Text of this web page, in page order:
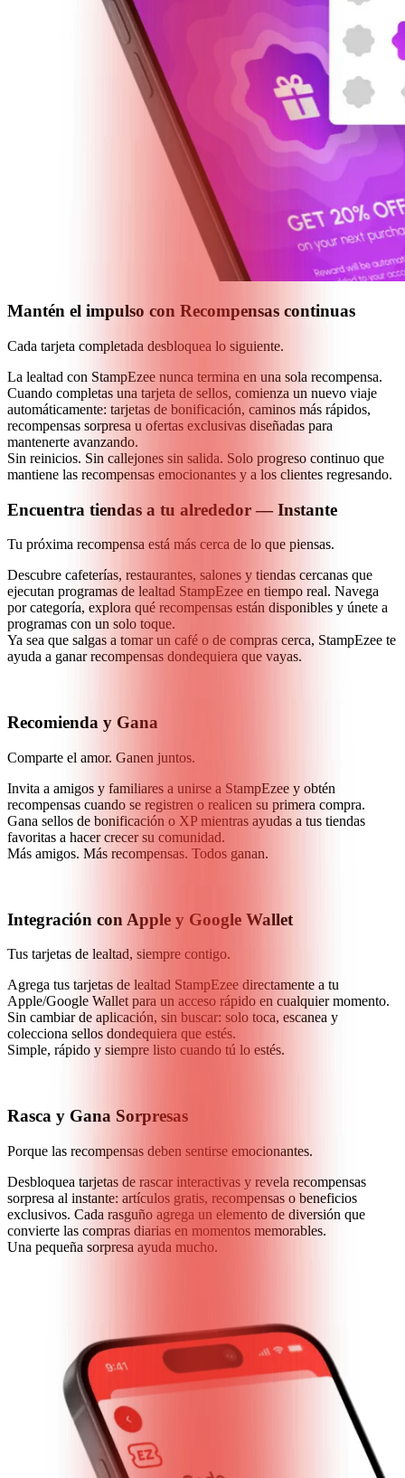
Mantén el impulso con Recompensas continuas
Cada tarjeta completada desbloquea lo siguiente.
La lealtad con StampEzee nunca termina en una sola recompensa.
Cuando completas una tarjeta de sellos, comienza un nuevo viaje
automáticamente: tarjetas de bonificación, caminos más rápidos,
recompensas sorpresa u ofertas exclusivas diseñadas para
mantenerte avanzando.
Sin reinicios. Sin callejones sin salida. Solo progreso continuo que
mantiene las recompensas emocionantes y a los clientes regresando.
Encuentra tiendas a tu alrededor — Instante
Tu próxima recompensa está más cerca de lo que piensas.
Descubre cafeterías, restaurantes, salones y tiendas cercanas que
ejecutan programas de lealtad StampEzee en tiempo real. Navega
por categoría, explora qué recompensas están disponibles y únete a
programas con un solo toque.
Ya sea que salgas a tomar un café o de compras cerca, StampEzee te
ayuda a ganar recompensas dondequiera que vayas.
Recomienda y Gana
Comparte el amor. Ganen juntos.
Invita a amigos y familiares a unirse a StampEzee y obtén
recompensas cuando se registren o realicen su primera compra.
Gana sellos de bonificación o XP mientras ayudas a tus tiendas
favoritas a hacer crecer su comunidad.
Más amigos. Más recompensas. Todos ganan.
Integración con Apple y Google Wallet
Tus tarjetas de lealtad, siempre contigo.
Agrega tus tarjetas de lealtad StampEzee directamente a tu
Apple/Google Wallet para un acceso rápido en cualquier momento.
Sin cambiar de aplicación, sin buscar: solo toca, escanea y
colecciona sellos dondequiera que estés.
Simple, rápido y siempre listo cuando tú lo estés.
Rasca y Gana Sorpresas
Porque las recompensas deben sentirse emocionantes.
Desbloquea tarjetas de rascar interactivas y revela recompensas
sorpresa al instante: artículos gratis, recompensas o beneficios
exclusivos. Cada rasguño agrega un elemento de diversión que
convierte las compras diarias en momentos memorables.
Una pequeña sorpresa ayuda mucho.